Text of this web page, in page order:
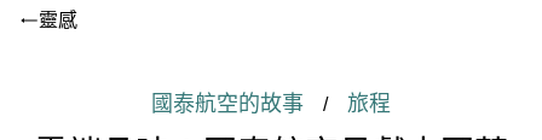
靈感
國泰航空的故事 / 旅程